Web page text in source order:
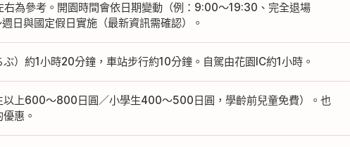
右為參考。開園時間會依日期變動（例：9:00〜19:30、完全退場
日與國定假日實施（最新資訊需確認）。
）約1小時20分鐘，車站步行約10分鐘。自駕由花園IC約1小時。
以上600〜800日圓／小學生400〜500日圓，學齡前兒童免費）。也
惠。